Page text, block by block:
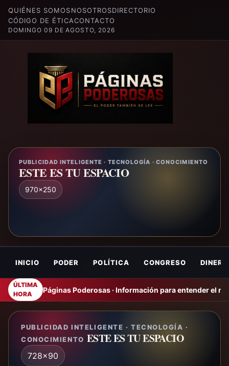
QUIÉNES SOMOSNOSOTROSDIRECTORIO
CÓDIGO DE ÉTICACONTACTO
DOMINGO 09 DE AGOSTO, 2026
PUBLICIDAD INTELIGENTE · TECNOLOGÍA · CONOCIMIENTO
ESTE ES TU ESPACIO
970x250
INICIO PODER POLÍTICA CONGRESO DINERO
ÚLTIMA
HORA
Páginas Poderosas · Información para entender el
PUBLICIDAD INTELIGENTE · TECNOLOGÍA ·
CONOCIMIENTO ESTE ES TU ESPACIO
728x90